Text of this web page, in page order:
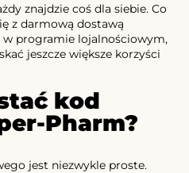
znajdzie coś dla siebie. Co
z darmową dostawą
programie lojalnościowym,
jeszcze większe korzyści
kod
Pharm?
jest niezwykle proste.